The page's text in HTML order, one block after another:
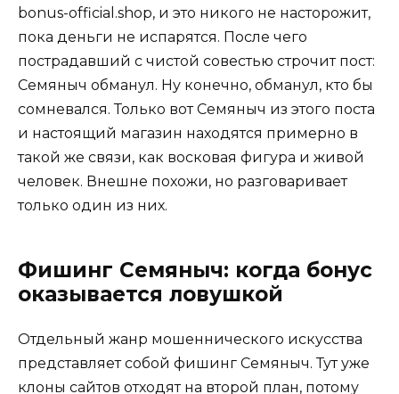
bonus-official.shop, и это никого не насторожит,
пока деньги не испарятся. После чего
пострадавший с чистой совестью строчит пост:
Семяныч обманул. Ну конечно, обманул, кто бы
сомневался. Только вот Семяныч из этого поста
и настоящий магазин находятся примерно в
такой же связи, как восковая фигура и живой
человек. Внешне похожи, но разговаривает
только один из них.
Фишинг Семяныч: когда бонус
оказывается ловушкой
Отдельный жанр мошеннического искусства
представляет собой фишинг Семяныч. Тут уже
клоны сайтов отходят на второй план, потому